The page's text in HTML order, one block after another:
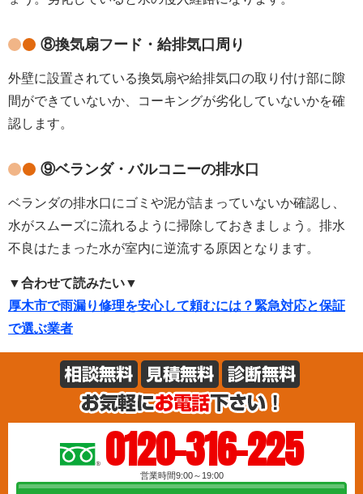
⑧換気扇フード・給排気口周り
外壁に設置されている換気扇や給排気口の取り付け部に隙
間ができていないか、コーキングが劣化していないかを確
認します。
⑨ベランダ・バルコニーの排水口
ベランダの排水口にゴミや泥が詰まっていないか確認し、
水がスムーズに流れるように掃除しておきましょう。排水
不良はたまった水が室内に逆流する原因となります。
▼合わせて読みたい▼
厚木市で雨漏り修理を安心して頼むには？緊急対応と保証
で選ぶ業者
0120-316-225
営業時間9:00～19:00